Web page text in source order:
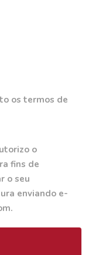
os termos de
o
fins de
o seu
enviando e-